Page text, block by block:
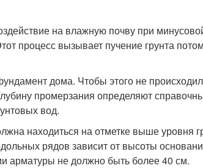
на влажную почву при
процесс вызывает пучение грунта
дома. Чтобы этого не
промерзания определяют
вод.
находиться на отметке выше уровня
рядов зависит от высоты
арматуры не должно быть более 40 см.